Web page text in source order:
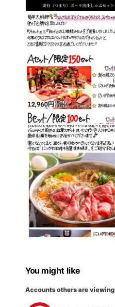
You might like
Accounts others are viewing